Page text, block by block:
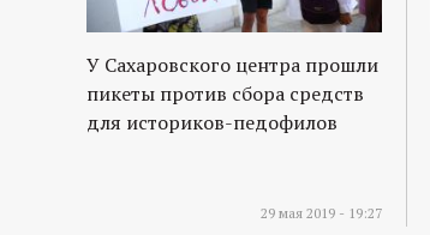
У Сахаровского центра прошли
пикеты против сбора средств
для историков-педофилов
29 мая 2019 - 19:27